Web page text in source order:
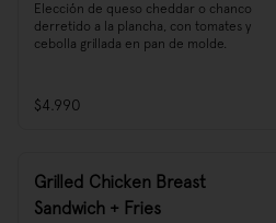
Elección de queso cheddar o chanco
derretido a la plancha, con tomates y
cebolla grillada en pan de molde.
$4.990
Grilled Chicken Breast
Sandwich + Fries